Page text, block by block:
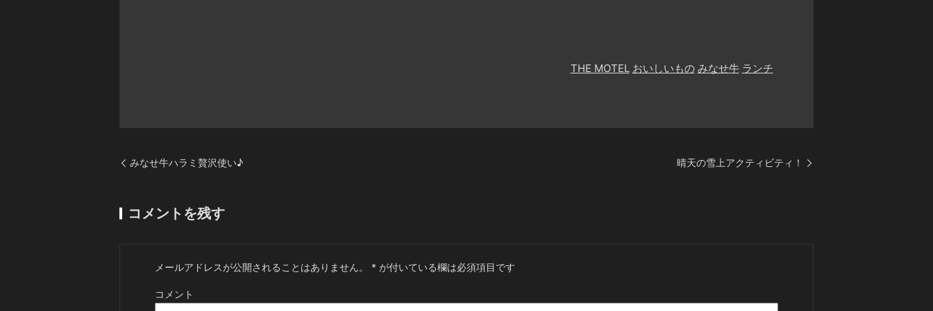
THE MOTEL おいしいもの みなせ牛 ランチ
みなせ牛ハラミ贅沢使い♪ 晴天の雪上アクティビティ！
コメントを残す
メールアドレスが公開されることはありません。 * が付いている欄は必須項目です
コメント